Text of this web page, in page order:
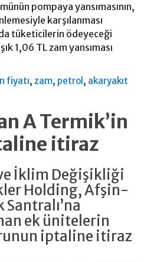
pompaya yansımasının,
karşılanması
tüketicilerin ödeyeceği
1,06 TL zam yansıması
fiyatı,zam, petrol , akaryakıt
A Termik’in
itiraz
İklim Değişikliği
Holding, Afşin-
ek ünitelerin
iptaline itiraz